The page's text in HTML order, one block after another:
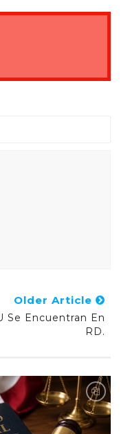
Older Article
Se Encuentran En
RD.